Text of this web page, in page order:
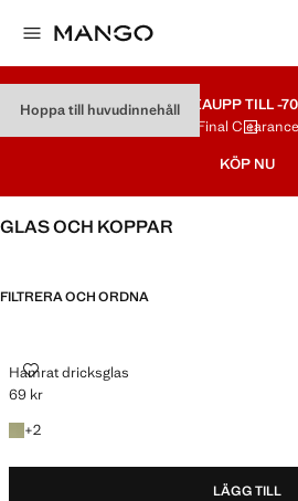
Hoppa till huvudinnehåll REAUPP TILL -
Final Clearance
KÖP NU
GLAS OCH KOPPAR
FILTRERA OCH ORDNA
Hamrat dricksglas
HAMRAT DRICKSGLAS
Gällande pris [69 kr ]
69 kr
+2
+2 färger
LÄGG TILL